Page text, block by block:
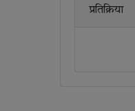
प्रतिक्रिया